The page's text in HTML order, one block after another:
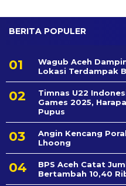
BERITA POPULER
Wagub Aceh
Lokasi Terdampak
Timnas U22
Games 2025,
Pupus
Angin Kencang
Lhoong
BPS Aceh Catat
Bertambah 10,40